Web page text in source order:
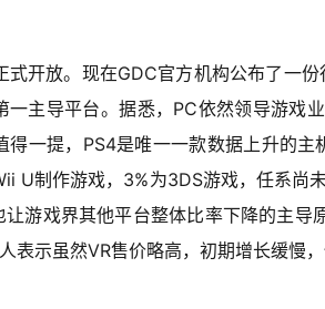
开放。现在GDC官方机构公布了一
一主导平台。据悉，PC依然领导游戏
一提，PS4是唯一一款数据上升的主
U制作游戏，3%为3DS游戏，任系尚
让游戏界其他平台整体比率下降的主
表示虽然VR售价略高，初期增长缓慢